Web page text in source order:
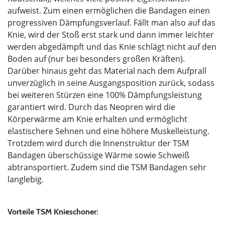
aufweist. Zum einen ermöglichen die Bandagen einen
progressiven Dämpfungsverlauf. Fällt man also auf das
Knie, wird der Stoß erst stark und dann immer leichter
werden abgedämpft und das Knie schlägt nicht auf den
Boden auf (nur bei besonders großen Kräften).
Darüber hinaus geht das Material nach dem Aufprall
unverzüglich in seine Ausgangsposition zurück, sodass
bei weiteren Stürzen eine 100% Dämpfungsleistung
garantiert wird. Durch das Neopren wird die
Körperwärme am Knie erhalten und ermöglicht
elastischere Sehnen und eine höhere Muskelleistung.
Trotzdem wird durch die Innenstruktur der TSM
Bandagen überschüssige Wärme sowie Schweiß
abtransportiert. Zudem sind die TSM Bandagen sehr
langlebig.
Vorteile TSM Knieschoner: